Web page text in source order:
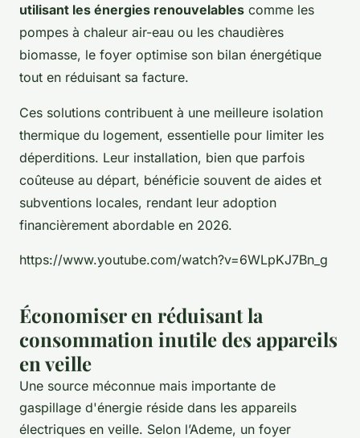
utilisant les énergies renouvelables comme les
pompes à chaleur air-eau ou les chaudières
biomasse, le foyer optimise son bilan énergétique
tout en réduisant sa facture.
Ces solutions contribuent à une meilleure isolation
thermique du logement, essentielle pour limiter les
déperditions. Leur installation, bien que parfois
coûteuse au départ, bénéficie souvent de aides et
subventions locales, rendant leur adoption
financièrement abordable en 2026.
https://www.youtube.com/watch?v=6WLpKJ7Bn_g
Économiser en réduisant la
consommation inutile des appareils
en veille
Une source méconnue mais importante de
gaspillage d'énergie réside dans les appareils
électriques en veille. Selon l’Ademe, un foyer